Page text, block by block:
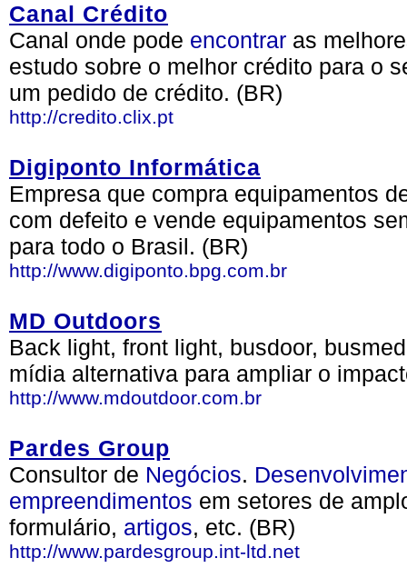
Canal Crédito
Canal onde pode encontrar as
estudo sobre o melhor crédito para o
um pedido de crédito. (BR)
http://credito.clix.pt
Digiponto Informática
Empresa que compra equipamentos
com defeito e vende equipamentos
para todo o Brasil. (BR)
http://www.digiponto.bpg.com.br
MD Outdoors
Back light, front light, busdoor,
mídia alternativa para ampliar o
http://www.mdoutdoor.com.br
Pardes Group
Consultor de Negócios.
empreendimentos em setores de
formulário, artigos, etc. (BR)
http://www.pardesgroup.int-ltd.net